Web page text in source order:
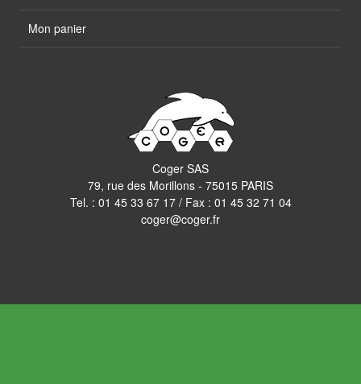
Mon panier
Coger SAS
79, rue des Morillons - 75015 PARIS
Tel. : 01 45 33 67 17/ Fax : 01 45 32 71 04
coger@coger.fr